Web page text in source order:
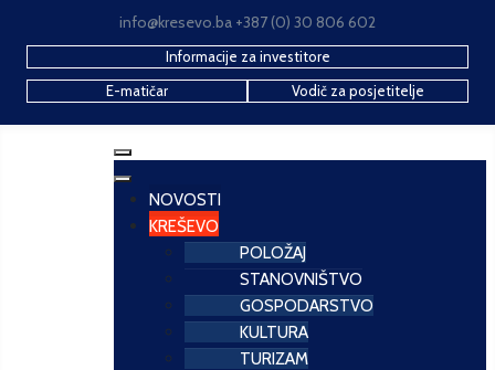
info@kresevo.ba +387 (0) 30 806 602
Informacije za investitore
E-matičar
Vodič za posjetitelje
NOVOSTI
KREŠEVO
POLOŽAJ
STANOVNIŠTVO
GOSPODARSTVO
KULTURA
TURIZAM